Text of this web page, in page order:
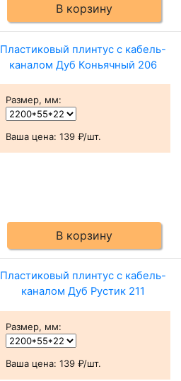
В корзину
Пластиковый плинтус с кабель-
каналом Дуб Коньячный 206
Размер, мм:
Ваша цена: 139 ₽/шт.
В корзину
Пластиковый плинтус с кабель-
каналом Дуб Рустик 211
Размер, мм:
Ваша цена: 139 ₽/шт.